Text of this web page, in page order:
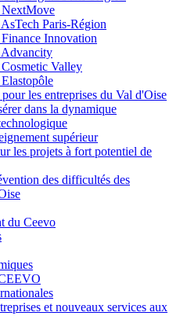
Paris-Région
Innovation
Valley
les entreprises du Val d'Oise
dans la dynamique
supérieur
les projets à fort potentiel de
des difficultés des
du Ceevo
et nouveaux services aux